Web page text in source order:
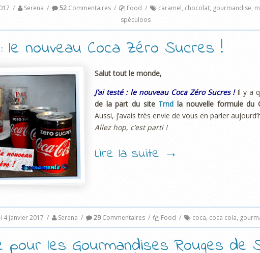
/ Serena / 52 Commentaires / Food / caramel, chocolat, gourmandise,
spéculoos
le nouveau Coca Zéro Sucres !
Salut tout le monde,
J’ai testé : le nouveau Coca Zéro Sucres ! Il y a
de la part du site Trnd la nouvelle formule du
Aussi, j’avais très envie de vous en parler
Allez hop, c’est parti !
Lire la suite →
4 janvier 2017 / Serena / 29Commentaires / Food / coca, coca cola,
pour les Gourmandises Rouges de